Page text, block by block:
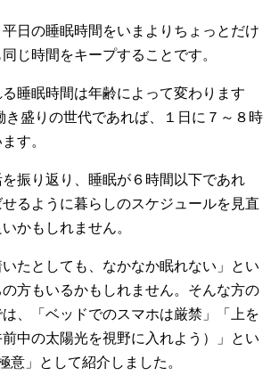
日の睡眠時間をいまよりちょっとだけ
じ時間をキープすることです。
睡眠時間は年齢によって変わります
き盛りの世代であれば、１日に７～８時
す。
振り返り、睡眠が６時間以下であれ
るように暮らしのスケジュールを見直
かもしれません。
いたとしても、なかなか眠れない」とい
方もいるかもしれません。そんな方の
、「ベッドでのスマホは厳禁」「上を
中の太陽光を視野に入れよう）」とい
意」として紹介しました。